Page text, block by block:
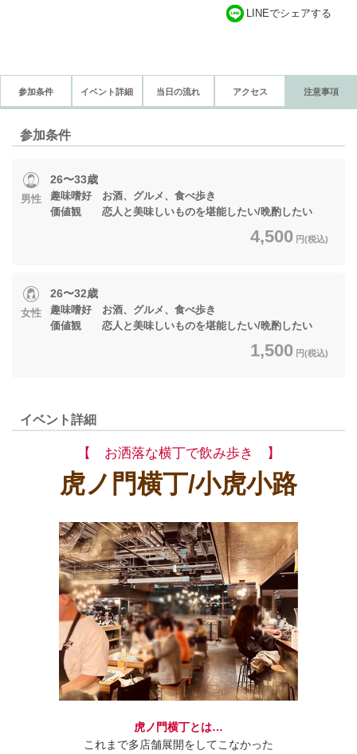
LINEでシェアする
参加条件 イベント詳細 当日の流れ アクセス 注意事項
参加条件
男性
26〜33歳
趣味嗜好 お酒、グルメ、食べ歩き
価値観 恋人と美味しいものを堪能したい/晩酌したい
4,500 円(税込)
女性
26〜32歳
趣味嗜好 お酒、グルメ、食べ歩き
価値観 恋人と美味しいものを堪能したい/晩酌したい
1,500 円(税込)
イベント詳細
【 お洒落な横丁で飲み歩き 】
虎ノ門横丁/小虎小路
虎ノ門横丁とは…
これまで多店舗展開をしてこなかった